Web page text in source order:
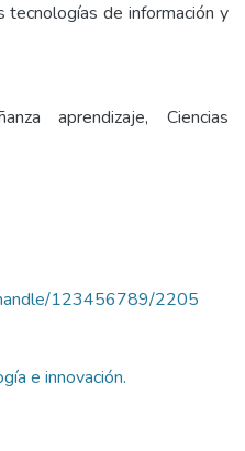
de información y
aprendizaje, Ciencias
123456789/2205
e innovación.